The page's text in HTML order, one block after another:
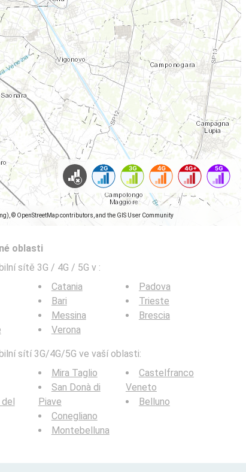
© OpenStreetMap contributors, and the GIS User Community
oblasti
sítě 3G / 4G / 5G v :
Catania
Bari
Messina
Verona
Padova
Trieste
Brescia
sítí 3G/4G/5G ve vaší oblasti:
del
Mira Taglio
San Donà di
Piave
Conegliano
Montebelluna
Castelfranco
Veneto
Belluno